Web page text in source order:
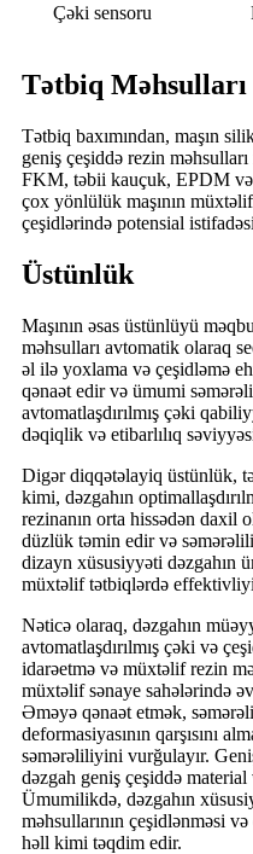
Çəki sensoru
Tətbiq Məhsulları
Tətbiq baxımından, maşın
geniş çeşiddə rezin
FKM, təbii kauçuk, EPDM
çox yönlülük maşının
çeşidlərində potensial
Üstünlük
Maşının əsas üstünlüyü
məhsulları avtomatik olaraq
əl ilə yoxlama və çeşidləmə
qənaət edir və ümumi
avtomatlaşdırılmış çəki
dəqiqlik və etibarlılıq
Digər diqqətəlayiq üstünlük,
kimi, dəzgahın
rezinanın orta hissədən daxil
düzlük təmin edir və
dizayn xüsusiyyəti dəzgahın
müxtəlif tətbiqlərdə
Nəticə olaraq, dəzgahın
avtomatlaşdırılmış çəki və
idarəetmə və müxtəlif rezin
müxtəlif sənaye sahələrində
Əməyə qənaət etmək,
deformasiyasının qarşısını
səmərəliliyini vurğulayır.
dəzgah geniş çeşiddə
Ümumilikdə, dəzgahın
məhsullarının çeşidlənməsi
həll kimi təqdim edir.